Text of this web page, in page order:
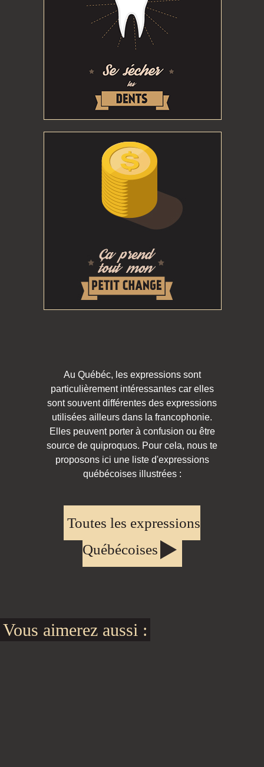
Au Québéc, les expressions sont
particulièrement intéressantes car elles
sont souvent différentes des expressions
utilisées ailleurs dans la francophonie.
Elles peuvent porter à confusion ou être
source de quiproquos. Pour cela, nous te
proposons ici une liste d'expressions
québécoises illustrées :
Toutes les expressions
Québécoises
Vous aimerez aussi :